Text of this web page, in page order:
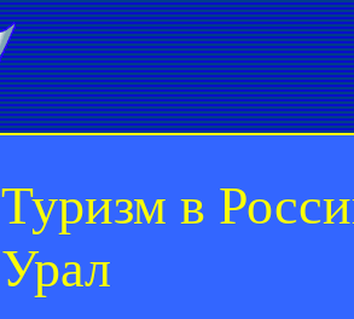
Туризм в
Урал